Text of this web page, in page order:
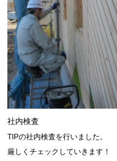
社内検査
TIPの社内検査を行いました。
厳しくチェックしていきます！